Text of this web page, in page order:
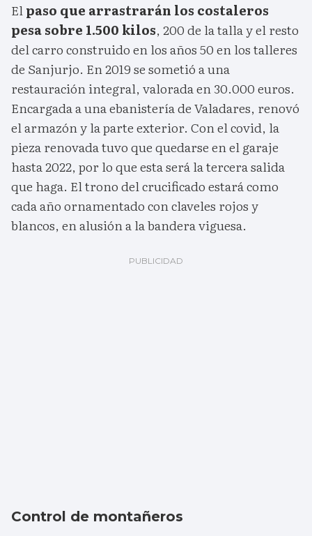
Elpaso que arrastrarán los costaleros
pesa sobre 1.500 kilos, 200 de la talla y el resto
del carro construido en los años 50 en los talleres
de Sanjurjo. En 2019 se sometió a una
restauración integral, valorada en 30.000 euros.
Encargada a una ebanistería de Valadares, renovó
el armazón y la parte exterior. Con el covid, la
pieza renovada tuvo que quedarse en el garaje
hasta 2022, por lo que esta será la tercera salida
que haga. El trono del crucificado estará como
cada año ornamentado con claveles rojos y
blancos, en alusión a la bandera viguesa.
Control de montañeros